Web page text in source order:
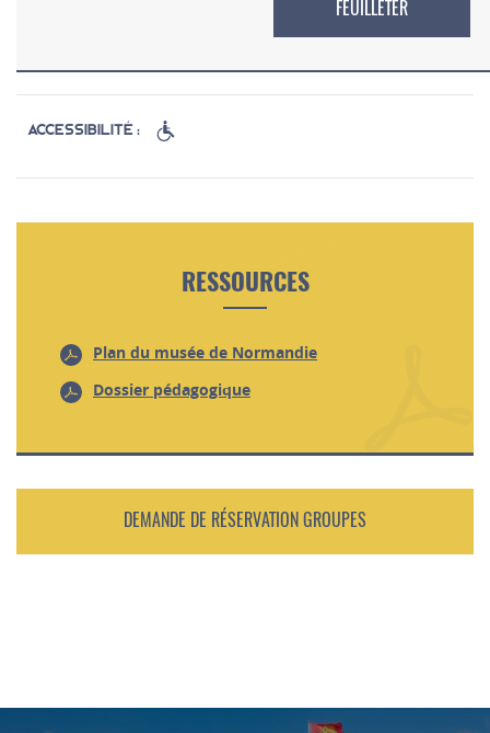
FEUILLETER
Accessibilité :
RESSOURCES
Plan du musée de Normandie
Dossier pédagogique
DEMANDE DE RÉSERVATION GROUPES